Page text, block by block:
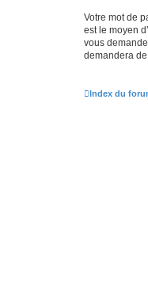
Votre mot de
est le moyen
vous
demandera
Index du